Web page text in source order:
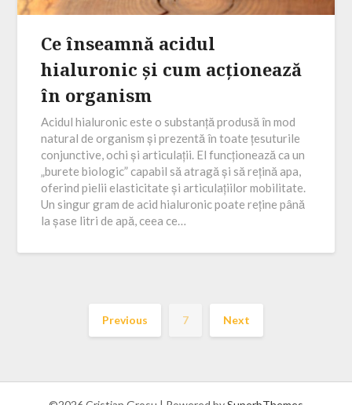
Ce înseamnă acidul
hialuronic și cum acționează
în organism
Acidul hialuronic este o substanță produsă în mod
natural de organism și prezentă în toate țesuturile
conjunctive, ochi și articulații. El funcționează ca un
„burete biologic” capabil să atragă și să rețină apa,
oferind pielii elasticitate și articulațiilor mobilitate.
Un singur gram de acid hialuronic poate reține până
la șase litri de apă, ceea ce…
Previous 7 Next